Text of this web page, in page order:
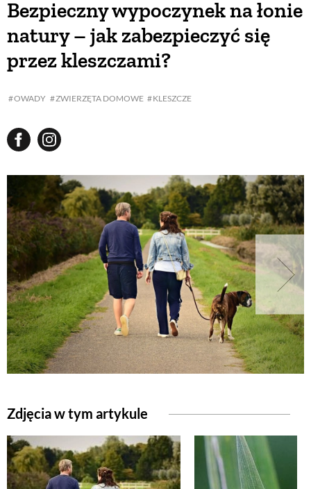
Bezpieczny wypoczynek na łonie
natury – jak zabezpieczyć się
przez kleszczami?
OWADY ZWIERZĘTA DOMOWE KLESZCZE
Zdjęcia w tym artykule
BUDUJEMY DOM
ROŚLINY OGRODOWE
PORADY
ZIELEŃ W DOMU
PROJEKTOWANIE OGRODU
NATURALNIE
NATURALNA APTECZKA
DLA DOMU